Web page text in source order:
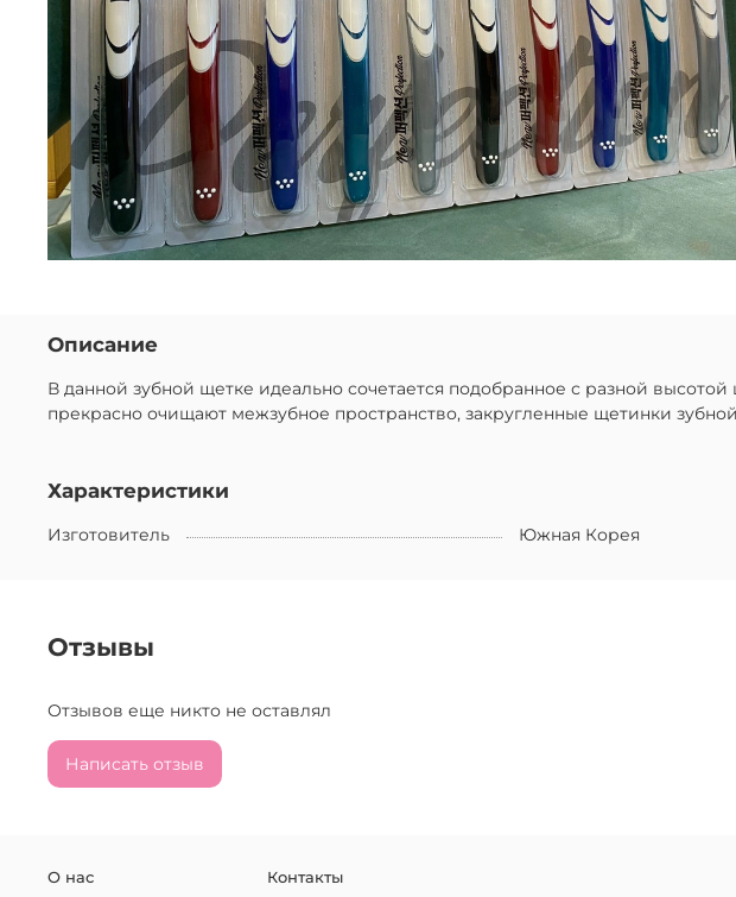
Описание
В данной зубной щетке идеально сочетается подобранное с разной
прекрасно очищают межзубное пространство, закругленные щетинки
Характеристики
Изготовитель Южная Корея
Отзывы
Отзывов еще никто не оставлял
Написать отзыв
О нас Контакты